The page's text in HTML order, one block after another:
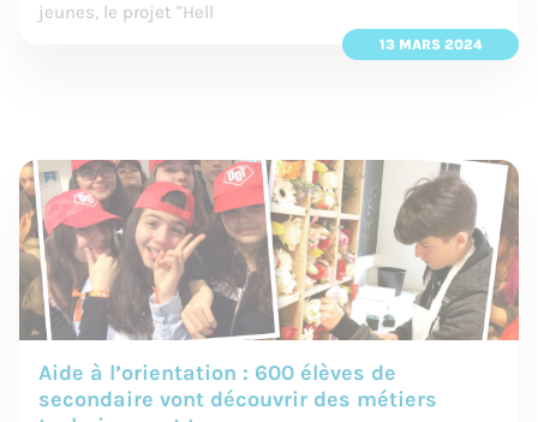
jeunes, le projet "Hell
13 MARS 2024
Aide à l’orientation : 600 élèves de
secondaire vont découvrir des métiers